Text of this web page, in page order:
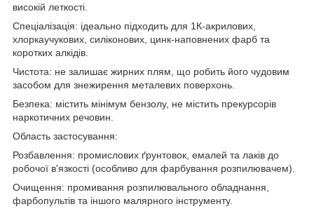
високій леткості.
Спеціалізація: ідеально підходить для 1К-акрилових,
хлоркаучукових, силіконових, цинк-наповнених фарб та
коротких алкідів.
Чистота: не залишає жирних плям, що робить його чудовим
засобом для знежирення металевих поверхонь.
Безпека: містить мінімум бензолу, не містить прекурсорів
наркотичних речовин.
Область застосування:
Розбавлення: промислових ґрунтовок, емалей та лаків до
робочої в'язкості (особливо для фарбування розпилювачем).
Очищення: промивання розпилювального обладнання,
фарбопультів та іншого малярного інструменту.